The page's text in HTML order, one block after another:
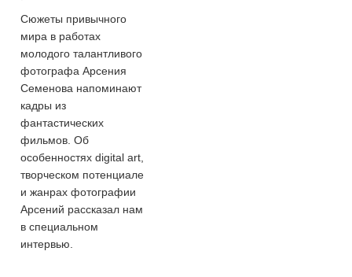
Сюжеты привычного
мира в работах
молодого талантливого
фотографа Арсения
Семенова напоминают
кадры из
фантастических
фильмов. Об
особенностях digital art,
творческом потенциале
и жанрах фотографии
Арсений рассказал нам
в специальном
интервью.